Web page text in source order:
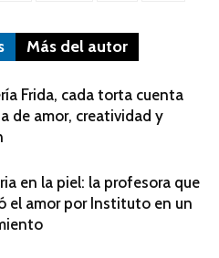
Más del autor
Frida, cada torta cuenta
de amor, creatividad y
en la piel: la profesora que
el amor por Instituto en un